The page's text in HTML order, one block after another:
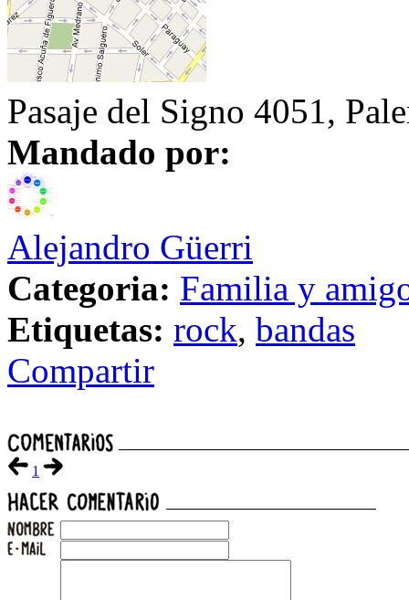
Pasaje del Signo 4051,
Mandado por:
Alejandro Güerri
Categoria: Familia y
Etiquetas: rock, bandas
Compartir
1